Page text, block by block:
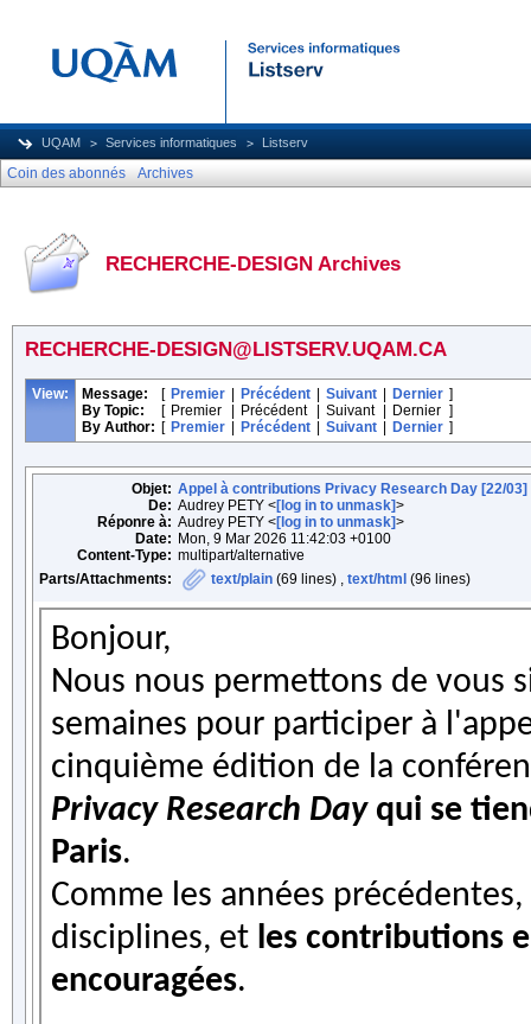
UQAM Services informatiques Listserv
Coin des abonnés Archives
RECHERCHE-DESIGN Archives
RECHERCHE-DESIGN@LISTSERV.UQAM.CA
View: Message: [ Premier Précédent Suivant Dernier ]
By Topic:
[ Premier Précédent Suivant Dernier ]
By Author: [ Premier Précédent Suivant Dernier ]
Objet: Appel à contributions Privacy Research Day [22/03]
De: Audrey PETY <[log in to unmask]>
Réponre à: Audrey PETY <[log in to unmask]>
Date: Mon, 9 Mar 2026 11:42:03 +0100
Content-Type: multipart/alternative
Parts/Attachments:
text/plain (69 lines) , text/html (96 lines)